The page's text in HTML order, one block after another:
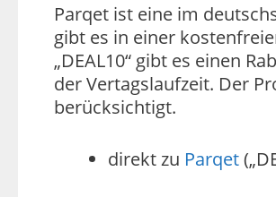
Parqet ist eine im
gibt es in einer
„DEAL10“ gibt es einen
der Vertagslaufzeit. Der
berücksichtigt.
direkt zu Parqet